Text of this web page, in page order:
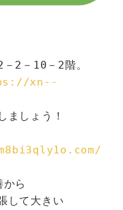
2－10－2階。
xn--
ましょう！
ら
して大きい